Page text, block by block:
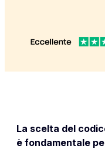
La scelta del
è fondamentale